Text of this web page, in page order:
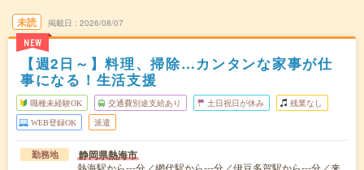
未読
NEW
掲載日 2026/08/07
【週2日～】料理、掃除…カンタンな家事が仕
事になる！生活支援
職種未経験OK 交通費別途支給あり 土日祝日が休み 残業なし
WEB登録OK 派遣
勤務地 静岡県熱海市